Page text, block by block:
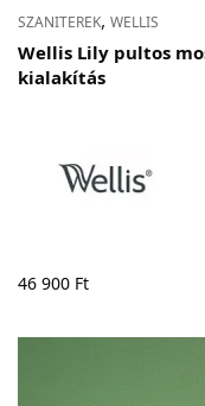
SZANITEREK, WELLIS
Wellis Lily pultos
kialakítás
46 900 Ft